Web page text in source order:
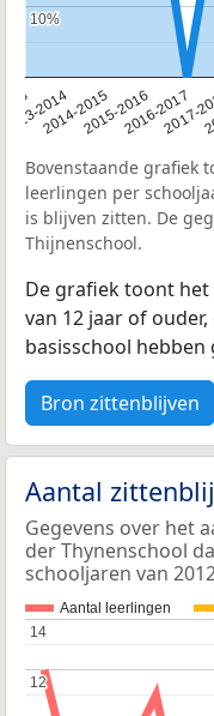
2013-20142014-20152015-20162016-2017
2017-
10%
10%
Bovenstaande grafiek
leerlingen per
is blijven zitten. De
Thijnenschool.
De grafiek toont
van 12 jaar of
basisschool hebben
Bron zittenblijven
Aantal
Gegevens over het
der Thynenschool
schooljaren van
Aantal leerlingen
12
12
14
14